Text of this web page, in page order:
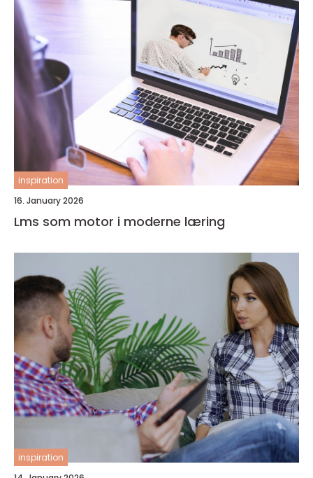
inspiration
16. January 2026
Lms som motor i moderne læring
inspiration